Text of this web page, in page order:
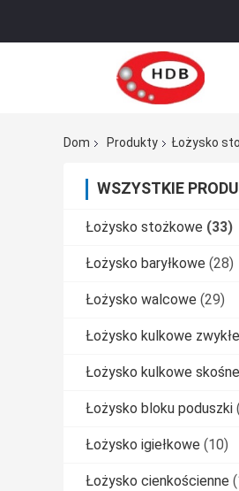
Dom
Produkty Łożysko
WSZYSTKIE
Łożysko stożkowe (33)
Łożysko baryłkowe (28)
Łożysko walcowe (29)
Łożysko kulkowe zwykłe
Łożysko kulkowe skośne
Łożysko bloku poduszki
Łożysko igiełkowe (10)
Łożysko cienkościenne